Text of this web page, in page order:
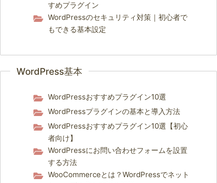
すめプラグイン
WordPressのセキュリティ対策｜初心者で
もできる基本設定
WordPress基本
WordPressおすすめプラグイン10選
WordPressプラグインの基本と導入方法
WordPressおすすめプラグイン10選【初心
者向け】
WordPressにお問い合わせフォームを設置
する方法
WooCommerceとは？WordPressでネット